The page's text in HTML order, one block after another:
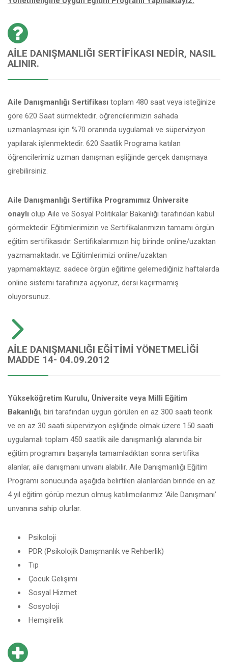
AILE DANIŞMANLIĞI SERTIFIKASI NEDIR, NASIL
ALINIR.
Aile Danışmanlığı Sertifikası toplam 480 saat veya isteğinize
göre 620 Saat sürmektedir. öğrencilerimizin sahada
uzmanlaşması için %70 oranında uygulamalı ve süpervizyon
yapılarak işlenmektedir. 620 Saatlik Programa katılan
öğrencilerimiz uzman danışman eşliğinde gerçek danışmaya
girebilirsiniz.
Aile Danışmanlığı Sertifika Programımız Üniversite
onaylı olup Aile ve Sosyal Politikalar Bakanlığı tarafından kabul
görmektedir. Eğitimlerimizin ve Sertifikalarımızın tamamı örgün
eğitim sertifikasıdır. Sertifikalarımızın hiç birinde online/uzaktan
yazmamaktadır. ve Eğitimlerimizi online/uzaktan
yapmamaktayız. sadece örgün eğitime gelemediğiniz haftalarda
online sistemi tarafınıza açıyoruz, dersi kaçırmamış
oluyorsunuz.
AILE DANIŞMANLIĞI EĞITIMI YÖNETMELIĞI
MADDE 14- 04.09.2012
Yükseköğretim Kurulu, Üniversite veya Milli Eğitim
Bakanlığı, biri tarafından uygun görülen en az 300 saati teorik
ve en az 30 saati süpervizyon eşliğinde olmak üzere 150 saati
uygulamalı toplam 450 saatlik aile danışmanlığı alanında bir
eğitim programını başarıyla tamamladıktan sonra sertifika
alanlar, aile danışmanı unvanı alabilir. Aile Danışmanlığı Eğitim
Programı sonucunda aşağıda belirtilen alanlardan birinde en az
4 yıl eğitim görüp mezun olmuş katılımcılarımız ‘Aile Danışmanı’
unvanına sahip olurlar.
Psikoloji
PDR (Psikolojik Danışmanlık ve Rehberlik)
Tıp
Çocuk Gelişimi
Sosyal Hizmet
Sosyoloji
Hemşirelik